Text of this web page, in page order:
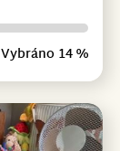
Vybráno 14 %